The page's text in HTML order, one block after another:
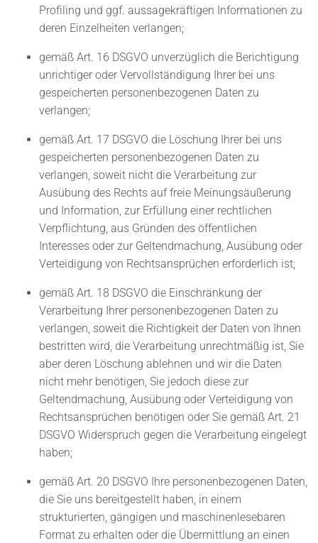
Profiling und ggf. aussagekräftigen Informationen zu
deren Einzelheiten verlangen;
gemäß Art. 16 DSGVO unverzüglich die Berichtigung
unrichtiger oder Vervollständigung Ihrer bei uns
gespeicherten personenbezogenen Daten zu
verlangen;
gemäß Art. 17 DSGVO die Löschung Ihrer bei uns
gespeicherten personenbezogenen Daten zu
verlangen, soweit nicht die Verarbeitung zur
Ausübung des Rechts auf freie Meinungsäußerung
und Information, zur Erfüllung einer rechtlichen
Verpflichtung, aus Gründen des öffentlichen
Interesses oder zur Geltendmachung, Ausübung oder
Verteidigung von Rechtsansprüchen erforderlich ist;
gemäß Art. 18 DSGVO die Einschränkung der
Verarbeitung Ihrer personenbezogenen Daten zu
verlangen, soweit die Richtigkeit der Daten von Ihnen
bestritten wird, die Verarbeitung unrechtmäßig ist, Sie
aber deren Löschung ablehnen und wir die Daten
nicht mehr benötigen, Sie jedoch diese zur
Geltendmachung, Ausübung oder Verteidigung von
Rechtsansprüchen benötigen oder Sie gemäß Art. 21
DSGVO Widerspruch gegen die Verarbeitung eingelegt
haben;
gemäß Art. 20 DSGVO Ihre personenbezogenen Daten,
die Sie uns bereitgestellt haben, in einem
strukturierten, gängigen und maschinenlesebaren
Format zu erhalten oder die Übermittlung an einen